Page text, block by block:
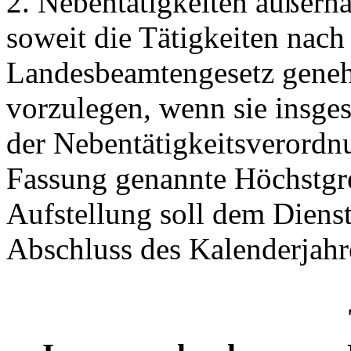
soweit die Tätigkeiten
Landesbeamtengesetz
vorzulegen, wenn sie
der
Fassung genannte
Aufstellung soll dem
Abschluss des